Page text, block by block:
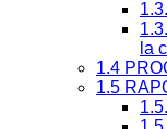
la
1.4
1.5